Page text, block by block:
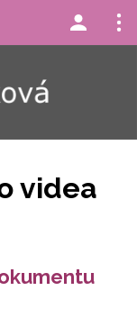
videa